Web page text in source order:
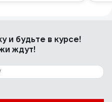
и будьте в курсе!
ждут!